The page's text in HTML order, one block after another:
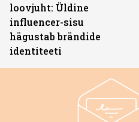
loovjuht: Üldine
influencer-sisu
hägustab brändide
identiteeti